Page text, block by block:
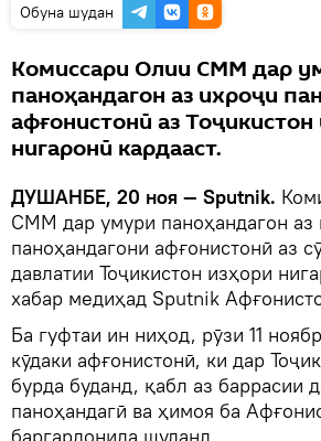
Обуна шудан
Комиссари Олии СММ дар
паноҳандагон аз ихроҷи
афғонистонӣ аз Тоҷикистон
нигаронӣ кардааст.
ДУШАНБЕ, 20 ноя — Sputnik.
СММ дар умури паноҳандагон аз
паноҳандагони афғонистонӣ аз
давлатии Тоҷикистон изҳори
хабар медиҳад Sputnik
Ба гуфтаи ин ниҳод, рӯзи 11
кӯдаки афғонистонӣ, ки дар
бурда буданд, қабл аз баррасии
паноҳандагӣ ва ҳимоя ба
баргардонида шуданд.